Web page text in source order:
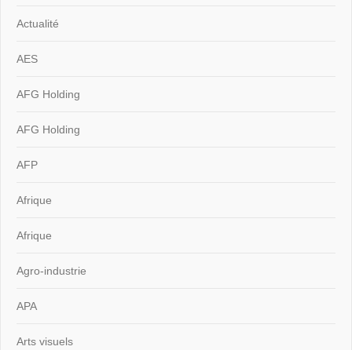
Actualité
AES
AFG Holding
AFG Holding
AFP
Afrique
Afrique
Agro-industrie
APA
Arts visuels